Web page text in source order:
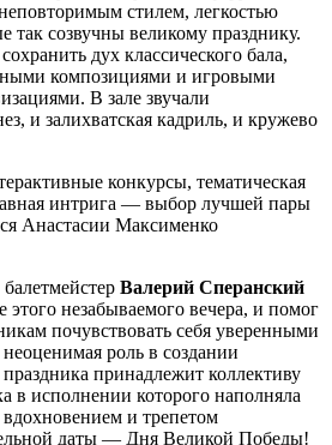
стилем, легкостью
так созвучны великому празднику.
дух классического бала,
композициями и игровыми
В зале звучали
и залихватская кадриль, и кружево
конкурсы, тематическая
интрига — выбор лучшей пары
Анастасии Максименко
Валерий Сперанский
этого незабываемого вечера, и помог
почувствовать себя уверенными
роль в создании
принадлежит коллективу
исполнении которого наполняла
вдохновением и трепетом
даты — Дня Великой Победы!